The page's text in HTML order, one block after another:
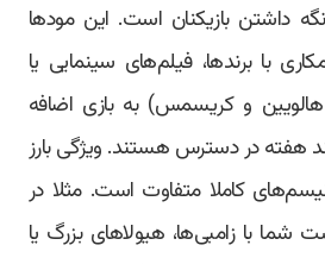
داشتن بازیکنان است. این مودها
با برندها، فیلم‌های سینمایی یا
و کریسمس) به بازی اضافه
هفته در دسترس هستند. ویژگی بارز
کاملا متفاوت است. مثلا در
با زامبی‌ها، هیولاهای بزرگ یا